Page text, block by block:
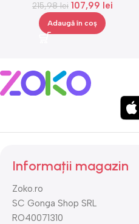
telecomanda, negru
215,98lei 107,99 lei
Adaugă în coș
Informații magazin
Zoko.ro
SC Gonga Shop SRL
RO40071310